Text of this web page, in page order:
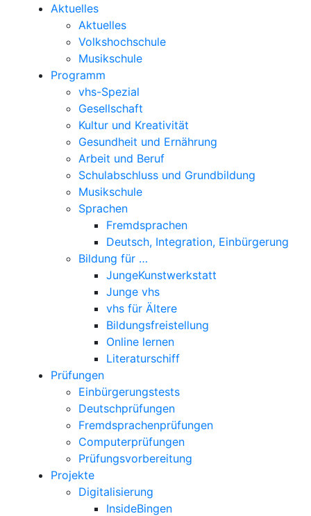
Aktuelles
Aktuelles
Volkshochschule
Musikschule
Programm
vhs-Spezial
Gesellschaft
Kultur und Kreativität
Gesundheit und Ernährung
Arbeit und Beruf
Schulabschluss und Grundbildung
Musikschule
Sprachen
Fremdsprachen
Deutsch, Integration, Einbürgerung
Bildung für …
JungeKunstwerkstatt
Junge vhs
vhs für Ältere
Bildungsfreistellung
Online lernen
Literaturschiff
Prüfungen
Einbürgerungstests
Deutschprüfungen
Fremdsprachenprüfungen
Computerprüfungen
Prüfungsvorbereitung
Projekte
Digitalisierung
InsideBingen